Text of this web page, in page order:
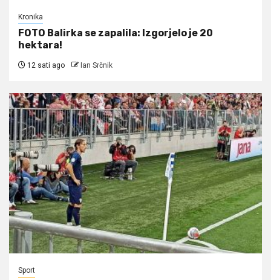
Kronika
FOTO Balirka se zapalila: Izgorjelo je 20
hektara!
12 sati ago Ian Srčnik
Sport